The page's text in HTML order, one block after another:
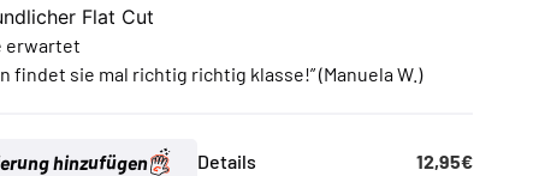
Flat Cut
erwartet
findet sie mal richtig richtig klasse!” (Manuela W.)
hinzufügen Details 12,95€